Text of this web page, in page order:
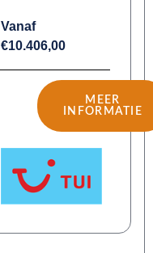
Vanaf
€10.406,00
MEER
INFORMATIE